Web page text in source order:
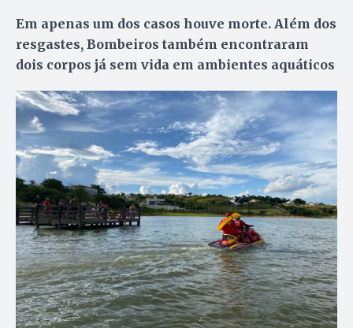
Em apenas um dos casos houve morte. Além dos
resgastes, Bombeiros também encontraram
dois corpos já sem vida em ambientes aquáticos